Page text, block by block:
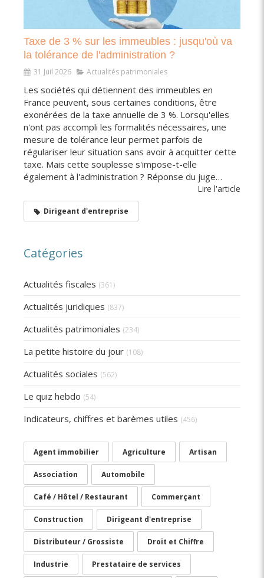
Taxe de 3 % sur les immeubles : jusqu'où va
la tolérance de l'administration ?
31 Juil 2026 Actualités patrimoniales
Les sociétés qui détiennent des immeubles en
France peuvent, sous certaines conditions, être
exonérées de la taxe annuelle de 3 %. Lorsqu'elles
n'ont pas accompli les formalités nécessaires, une
mesure de tolérance leur permet parfois de
régulariser leur situation sans avoir à acquitter cette
taxe. Mais cette souplesse s'impose-t-elle
également à l'administration ? Réponse du juge…
Lire l'article
Dirigeant d'entreprise
Catégories
Actualités fiscales (361)
Actualités juridiques (837)
Actualités patrimoniales (234)
La petite histoire du jour (108)
Actualités sociales (562)
Le quiz hebdo (54)
Indicateurs, chiffres et barèmes utiles (456)
Agent immobilier Agriculture Artisan
Association Automobile
Café / Hôtel / Restaurant Commerçant
Construction Dirigeant d'entreprise
Distributeur / Grossiste Droit et Chiffre
Industrie Prestataire de services